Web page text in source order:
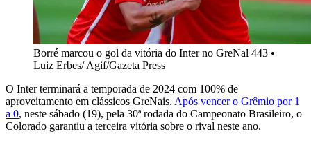
Borré marcou o gol da vitória do Inter no GreNal 443 •
Luiz Erbes/ Agif/Gazeta Press
O Inter terminará a temporada de 2024 com 100% de
aproveitamento em clássicos GreNais. Após vencer o Grêmio por 1
a 0, neste sábado (19), pela 30ª rodada do Campeonato Brasileiro, o
Colorado garantiu a terceira vitória sobre o rival neste ano.